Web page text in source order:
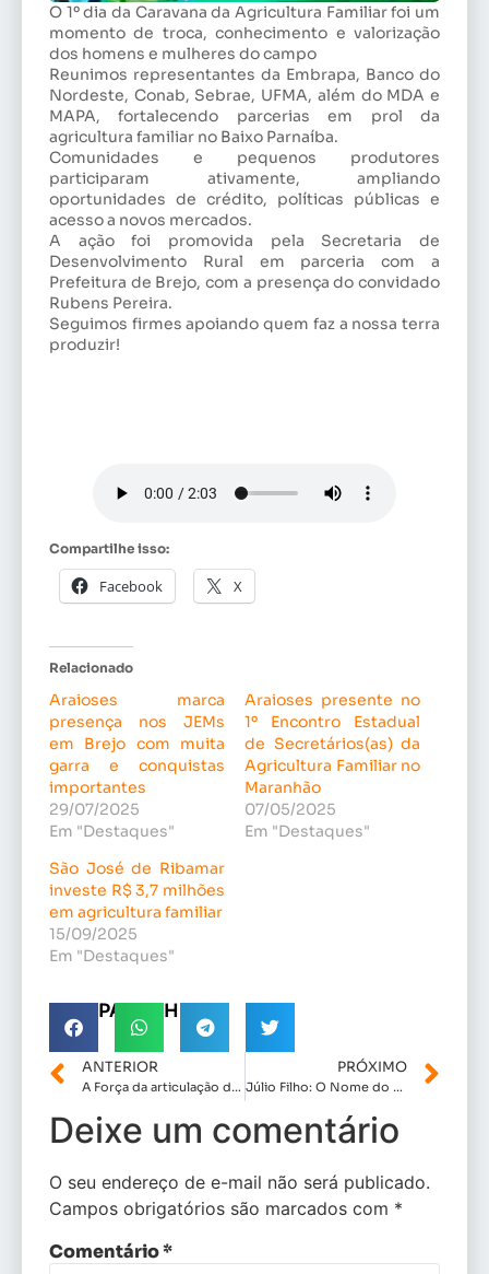
O 1º dia da Caravana da Agricultura Familiar foi um
momento de troca, conhecimento e valorização
dos homens e mulheres do campo
Reunimos representantes da Embrapa, Banco do
Nordeste, Conab, Sebrae, UFMA, além do MDA e
MAPA, fortalecendo parcerias em prol da
agricultura familiar no Baixo Parnaíba.
Comunidades e pequenos produtores
participaram ativamente, ampliando
oportunidades de crédito, políticas públicas e
acesso a novos mercados.
A ação foi promovida pela Secretaria de
Desenvolvimento Rural em parceria com a
Prefeitura de Brejo, com a presença do convidado
Rubens Pereira.
Seguimos firmes apoiando quem faz a nossa terra
produzir!
Compartilhe isso:
Facebook X
Relacionado
Araioses marca
presença nos JEMs
em Brejo com muita
garra e conquistas
importantes
29/07/2025
Em "Destaques"
Araioses presente no
1º Encontro Estadual
de Secretários(as) da
Agricultura Familiar no
Maranhão
07/05/2025
Em "Destaques"
São José de Ribamar
investe R$ 3,7 milhões
em agricultura familiar
15/09/2025
Em "Destaques"
COMPARTILHE!
ANTERIOR
A Força da articulação de Marcus Brandão que tira o sono da Oposição
PRÓXIMO
Júlio Filho: O Nome do Progresso para a Assembleia Legislativa do Maranhão
Deixe um comentário
O seu endereço de e-mail não será publicado.
Campos obrigatórios são marcados com *
Comentário*